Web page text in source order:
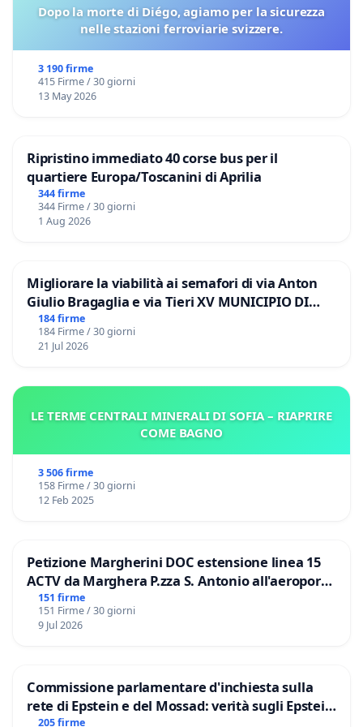
menzione del Romano Pontefice nel Canone della
i fedeli potrebbero astenersi dalla partecipazione alle
celebrazioni ritenute canonicamente dubbie con
Tale situazione configura un pregiudizio grave e attuale
per l’intero corpo ecclesiale e non può essere rimessa a
valutazioni soggettive.
restaurandam; ad unitatem Ecclesiae tuendam; e
FORMALITER PETUNT ET INSTANT che l’Autorità
competente voglia:
rimuovere ogni stato di incertezza giuridica;
garantire la piena certezza circa la titolarità del munus
Con osservanza,
Dopo la morte di Diégo, agiamo per la sicurezza
nelle stazioni ferroviarie svizzere.
3 190 firme
415 Firme / 30 giorni
13 May 2026
Ripristino immediato 40 corse bus per il
quartiere Europa/Toscanini di Aprilia
344 firme
344 Firme / 30 giorni
1 Aug 2026
Migliorare la viabilità ai semafori di via Anton
Giulio Bragaglia e via Tieri XV MUNICIPIO DI
ROMA
184 firme
184 Firme / 30 giorni
21 Jul 2026
LE TERME CENTRALI MINERALI DI SOFIA – RIAPRIRE
COME BAGNO
3 506 firme
158 Firme / 30 giorni
12 Feb 2025
Petizione Margherini DOC estensione linea 15
ACTV da Marghera P.zza S. Antonio all'aeroporto
Marco Polo tariffa a € 1,50
151 firme
151 Firme / 30 giorni
9 Jul 2026
Commissione parlamentare d'inchiesta sulla
rete di Epstein e del Mossad: verità sugli Epstein
205 firme